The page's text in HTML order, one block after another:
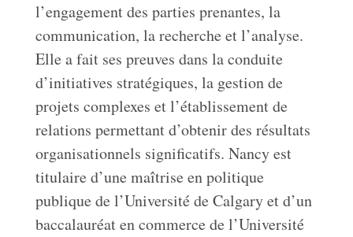
l’engagement des parties prenantes, la
communication, la recherche et l’analyse.
Elle a fait ses preuves dans la conduite
d’initiatives stratégiques, la gestion de
projets complexes et l’établissement de
relations permettant d’obtenir des résultats
organisationnels significatifs. Nancy est
titulaire d’une maîtrise en politique
publique de l’Université de Calgary et d’un
baccalauréat en commerce de l’Université